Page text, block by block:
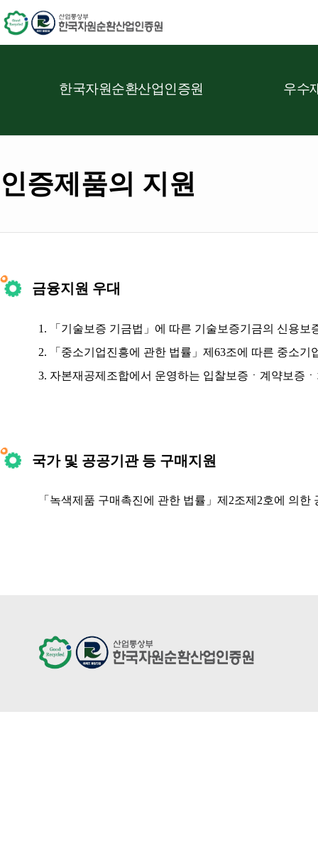
한국자원순환산업인증원 우수
인증제품의 지원
금융지원 우대
1. 「기술보증 기금법」에 따른 기술보증기금의 신용보
2. 「중소기업진흥에 관한 법률」제63조에 따른 중소기
3. 자본재공제조합에서 운영하는 입찰보증ㆍ계약보증
국가 및 공공기관 등 구매지원
「녹색제품 구매촉진에 관한 법률」제2조제2호에 의